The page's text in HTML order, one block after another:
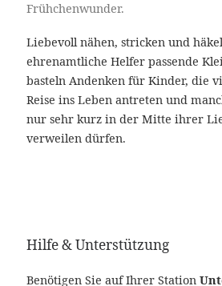
Frühchenwunder.
Liebevoll nähen, stricken und
ehrenamtliche Helfer passende
basteln Andenken für Kinder, die
Reise ins Leben antreten und
nur sehr kurz in der Mitte ihrer
verweilen dürfen.
Hilfe & Unterstützung
Benötigen Sie auf Ihrer Station